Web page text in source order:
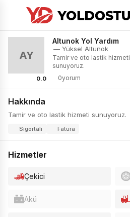
AY
0.0
Altunok Yol Yardım
— Yüksel Altunok
Tamir ve oto lastik hizmeti
sunuyoruz.
0yorum
Hakkında
Tamir ve oto lastik hizmeti sunuyoruz.
Sigortalı Fatura
Hizmetler
Çekici
Akü